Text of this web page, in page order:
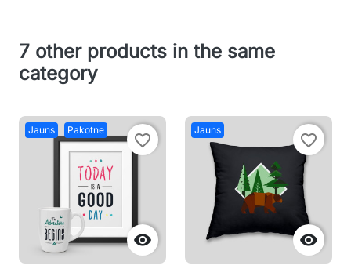
7 other products in the same
category
Jauns Pakotne

favorite_border
Jauns

favorite_border